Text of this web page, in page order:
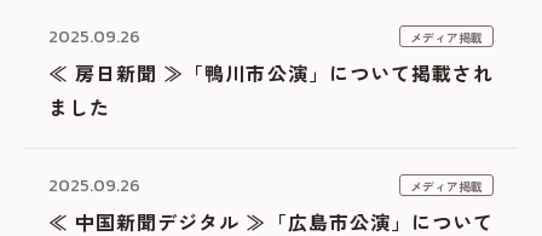
2025.09.26 メディア掲載
≪ 房日新聞 ≫「鴨川市公演」について掲載され
ました
2025.09.26 メディア掲載
≪ 中国新聞デジタル ≫「広島市公演」について